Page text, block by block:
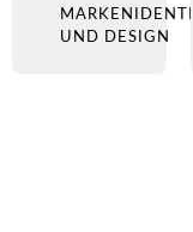
UND DESIGN